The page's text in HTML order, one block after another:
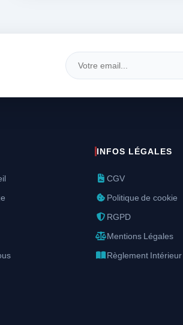
INFOS LÉGALES
CGV
Politique de cookie
RGPD
Mentions Légales
Règlement Intérieur